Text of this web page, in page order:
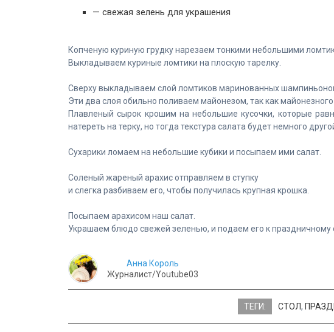
— свежая зелень для украшения
Копченую куриную грудку нарезаем тонкими небольшими
Выкладываем куриные ломтики на плоскую тарелку.
Сверху выкладываем слой ломтиков маринованных
Эти два слоя обильно поливаем майонезом, так как
Плавленый сырок крошим на небольшие кусочки, которые
натереть на терку, но тогда текстура салата будет немного
Сухарики ломаем на небольшие кубики и посыпаем ими салат.
Соленый жареный арахис отправляем в ступку
и слегка разбиваем его, чтобы получилась крупная крошка.
Посыпаем арахисом наш салат.
Украшаем блюдо свежей зеленью, и подаем его к праздничному
Анна Король
Журналист/Youtube03
ТЕГИ: СТОЛ,